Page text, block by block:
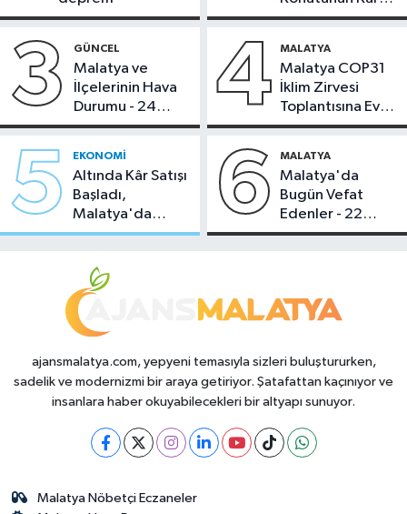
Bugün Çekiliyor
3 GÜNCEL
Malatya ve
İlçelerinin Hava
Durumu - 24
Temmuz 2026
4 MALATYA
Malatya COP31
İklim Zirvesi
Toplantısına Ev
Sahipliği Yaptı
5 EKONOMI
Altında Kâr Satışı
Başladı,
Malatya'da
Makas Ne
6 MALATYA
Malatya'da
Bugün Vefat
Edenler - 22
Temmuz 2026
ajansmalatya.com, yepyeni temasıyla sizleri buluştururken,
sadelik ve modernizmi bir araya getiriyor. Şatafattan kaçınıyor ve
insanlara haber okuyabilecekleri bir altyapı sunuyor.
Malatya Nöbetçi Eczaneler